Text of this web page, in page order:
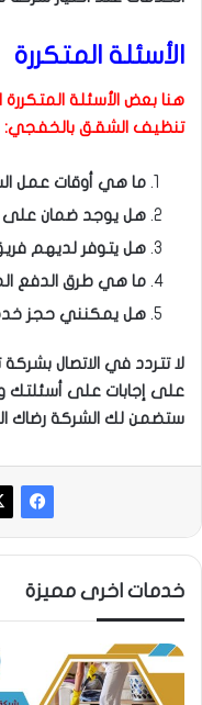
الأسئلة المتكررة
هنا بعض الأسئلة
تنظيف الشقق بالخفجي:
ما هي أوقات عمل
هل يوجد ضمان على
هل يتوفر لديهم
ما هي طرق الدفع
هل يمكنني حجز
لا تتردد في الاتصال
على إجابات على أسئلتك
ستضمن لك الشركة رضاك
خدمات اخرى مميزة